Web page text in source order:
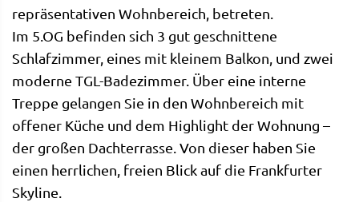
repräsentativen Wohnbereich, betreten.
Im 5.OG befinden sich 3 gut geschnittene
Schlafzimmer, eines mit kleinem Balkon, und zwei
moderne TGL-Badezimmer. Über eine interne
Treppe gelangen Sie in den Wohnbereich mit
offener Küche und dem Highlight der Wohnung –
der großen Dachterrasse. Von dieser haben Sie
einen herrlichen, freien Blick auf die Frankfurter
Skyline.